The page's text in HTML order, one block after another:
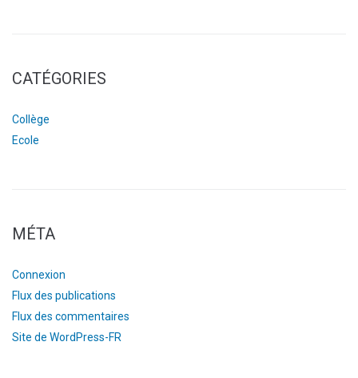
CATÉGORIES
Collège
Ecole
MÉTA
Connexion
Flux des publications
Flux des commentaires
Site de WordPress-FR